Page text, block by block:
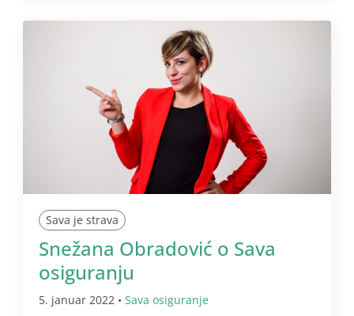
Sava je strava
Snežana Obradović o Sava
osiguranju
5. januar 2022 • Sava osiguranje